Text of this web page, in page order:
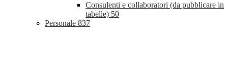
Consulenti e collaboratori (da pubblicare in
tabelle) 50
Personale 837